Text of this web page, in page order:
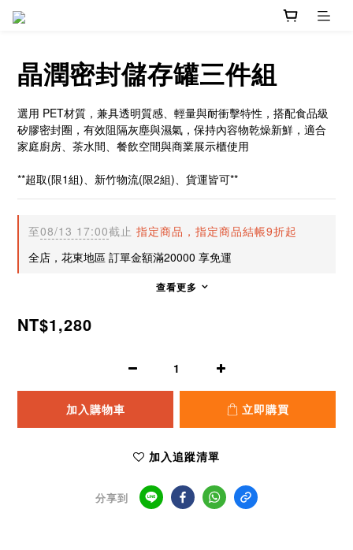
晶潤密封儲存罐三件組
選用 PET材質，兼具透明質感、輕量與耐衝擊特性，搭配食品級
矽膠密封圈，有效阻隔灰塵與濕氣，保持內容物乾燥新鮮，適合
家庭廚房、茶水間、餐飲空間與商業展示櫃使用
**超取(限1組)、新竹物流(限2組)、貨運皆可**
至08/13 17:00截止 指定商品，指定商品結帳9折起
全店，花東地區 訂單金額滿20000 享免運
查看更多
NT$1,280
加入購物車 立即購買
加入追蹤清單
分享到